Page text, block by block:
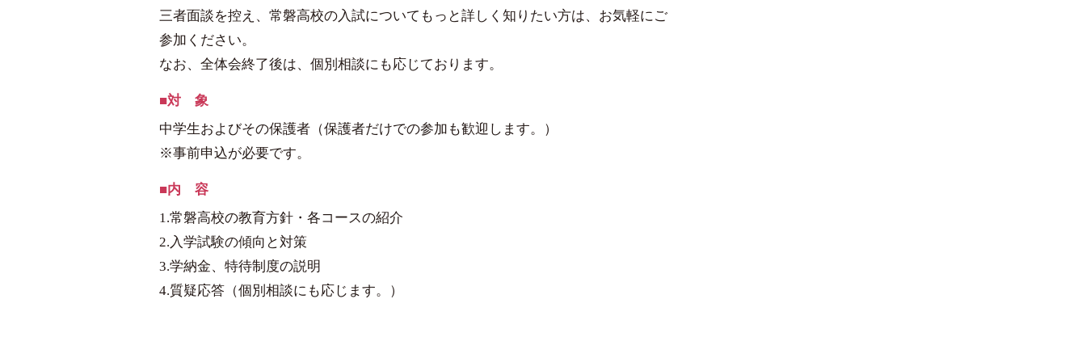
三者面談を控え、常磐高校の入試についてもっと詳しく知りたい方は、お気軽にご
参加ください。
なお、全体会終了後は、個別相談にも応じております。
対 象
中学生およびその保護者（保護者だけでの参加も歓迎します。）
※事前申込が必要です。
内 容
1.常磐高校の教育方針・各コースの紹介
2.入学試験の傾向と対策
3.学納金、特待制度の説明
4.質疑応答（個別相談にも応じます。）